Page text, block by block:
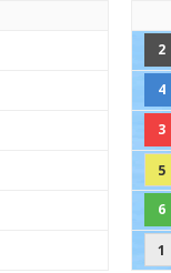
2
4
3
5
6
1